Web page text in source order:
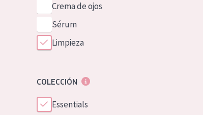
Crema de ojos
Sérum
Limpieza
COLECCIÓN
Essentials